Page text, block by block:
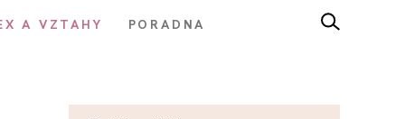
A VZTAHY PORADNA